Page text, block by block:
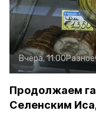
Вчера, 11:00Разное
Продолжаем
Селенским